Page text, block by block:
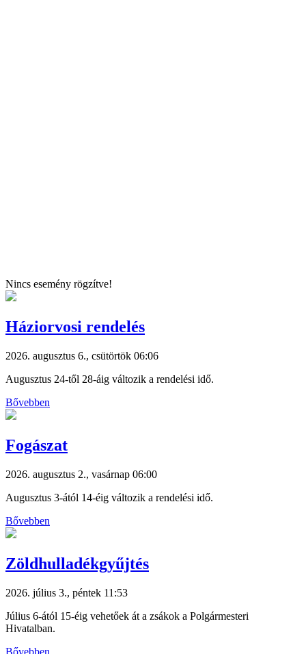
Nincs esemény rögzítve!
Háziorvosi rendelés
2026. augusztus 6., csütörtök 06:06
Augusztus 24-től 28-áig változik a rendelési idő.
Bővebben
Fogászat
2026. augusztus 2., vasárnap 06:00
Augusztus 3-ától 14-éig változik a rendelési idő.
Bővebben
Zöldhulladékgyűjtés
2026. július 3., péntek 11:53
Július 6-ától 15-éig vehetőek át a zsákok a Polgármesteri
Hivatalban.
Bővebben